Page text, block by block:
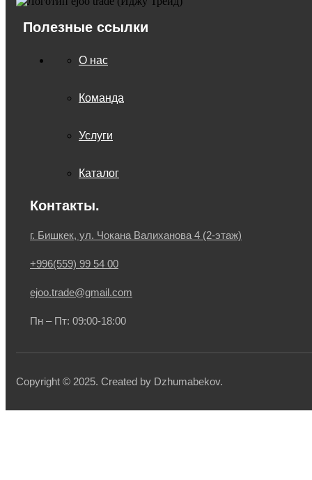
Полезные ссылки
О нас
Команда
Услуги
Каталог
Контакты.
г. Бишкек, ул. Чокана Валиханова 4 (2-этаж)
+996(559) 99 54 00
ejoo.trade@gmail.com
Пн – Пт: 09:00-18:00
Copyright © 2025. Created by Dzhumabekov.